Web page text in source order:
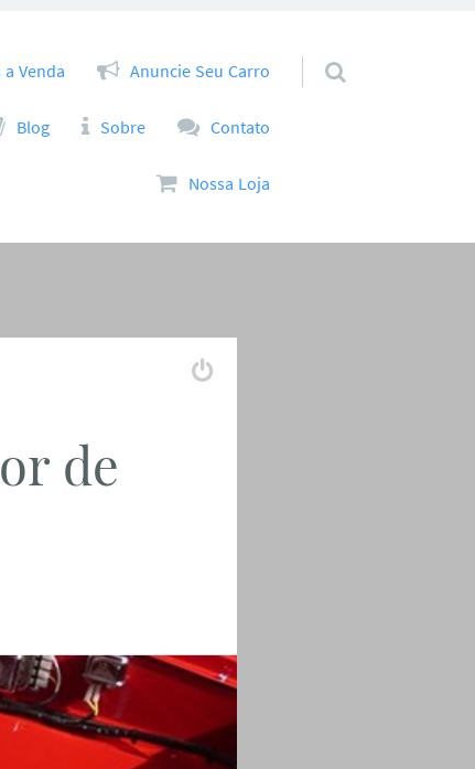
a Venda Anuncie Seu Carro
Blog Sobre Contato
Nossa Loja
de